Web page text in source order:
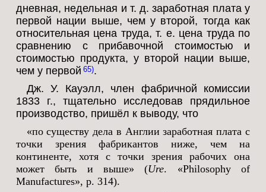
дневная, недельная и т. д. заработная плата у
первой нации выше, чем у второй, тогда как
относительная цена труда, т. е. цена труда по
сравнению с прибавочной стоимостью и
стоимостью продукта, у второй нации выше,
чем у первой 65 .
Дж. У. Кауэлл, член фабричной комиссии
1833 г., тщательно исследовав прядильное
производство, пришёл к выводу, что
«по существу дела в Англии заработная плата с
точки зрения фабрикантов ниже, чем на
континенте, хотя с точки зрения рабочих она
может быть и выше» (Ure. «Philosophy of
Manufactures», p. 314).